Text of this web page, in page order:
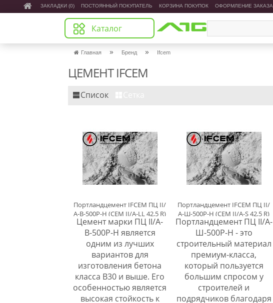
ЗАКЛАДКИ (0) ПОСТОЯННЫЙ ПОКУПАТЕЛЬ КОРЗИНА ПОКУПОК ОФОРМЛЕНИЕ ЗАКАЗА
Каталог
Главная » Бренд » Ifcem
ЦЕМЕНТ IFCEM
Список
Портландцемент IFCEM ПЦ ІІ/
А-В-500Р-Н (CEM II/A-LL 42,5 R)
навалом
Цемент марки ПЦ ІІ/А-
В-500Р-Н является
одним из лучших
вариантов для
изготовления бетона
класса В30 и выше. Его
особенностью является
высокая стойкость к
Портландцемент IFCEM ПЦ ІІ/
А-Ш-500Р-Н (CEM II/A-S 42,5 R)
навалом
Портландцемент ПЦ ІІ/А-
Ш-500Р-Н - это
строительный материал
премиум-класса,
который пользуется
большим спросом у
строителей и
подрядчиков благодаря